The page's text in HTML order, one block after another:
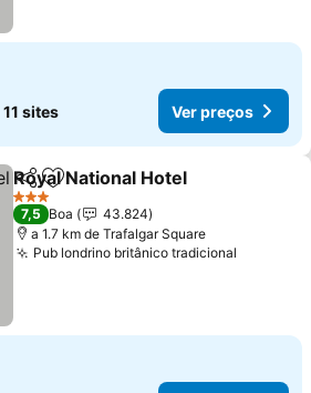
11 sites Ver preços
PartilharAdicionar aos favoritos
Royal National Hotel
3 Estrelas
7,5 Boa
43.824
a 1.7 km de Trafalgar Square
Pub londrino britânico tradicional